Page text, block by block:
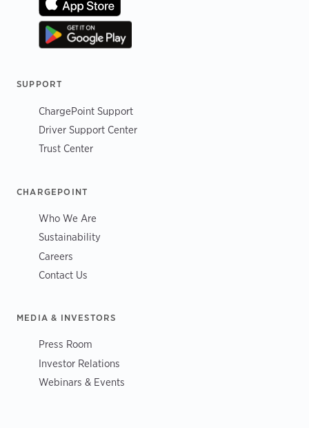
SUPPORT
ChargePoint Support
Driver Support Center
Trust Center
CHARGEPOINT
Who We Are
Sustainability
Careers
Contact Us
MEDIA & INVESTORS
Press Room
Investor Relations
Webinars & Events